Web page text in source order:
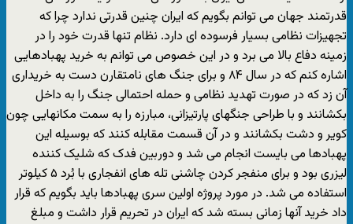
قدرتمند جهان می توانم بگویم که ایران چنین قدرتی ندارد چرا که
تجهیزات نظامی بسیار فرسوده ای دارد. نظام تنها قدرت خود را در
زمینه دفاع بالا می برد و در این خصوص می توانم به خرید پهبادهایی
اشاره کنم که در سال ۸۴ و برای جنگ های نامتقارن دست به خریداری
آن زد که در صورت تهدید نظامی و حمله احتمالی جنگ را به داخل
بکشانند و با طراحی جنگهای پارتیزانی، مبارزه را به سمت مکانهایی چون
کویر و دشت بکشانند و در آن قسمت مقابله کنند که بوسیله این
پهبادها می بایست انجام می شد و دوربین فدک که شلیک کننده
لیزری بود و برای منفجر کردن چاشنی تله های انفجاری با بُرد ۵ کیلوتر
استفاده می شد. در مورد پروژه اولین سری پهبادها باید بگویم که قرار
داد خرید آنها زمانی بسته شد که ایران در تحریم قرار داشت و مبلغ